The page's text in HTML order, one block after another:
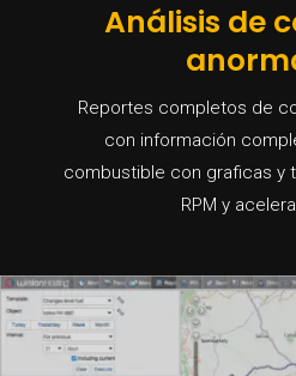
Análisis de
Reportes completos de
con información
combustible con graficas y
RPM y